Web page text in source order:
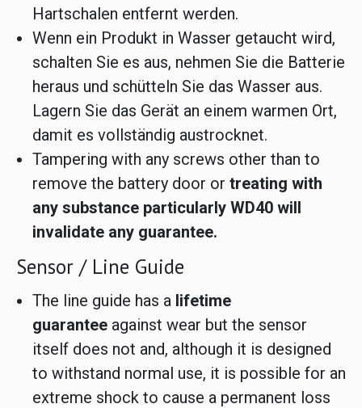
Hartschalen entfernt werden.
Wenn ein Produkt in Wasser getaucht wird,
schalten Sie es aus, nehmen Sie die Batterie
heraus und schütteln Sie das Wasser aus.
Lagern Sie das Gerät an einem warmen Ort,
damit es vollständig austrocknet.
Tampering with any screws other than to
remove the battery door or treating with
any substance particularly WD40 will
invalidate any guarantee.
Sensor / Line Guide
The line guide has a lifetime
guarantee against wear but the sensor
itself does not and, although it is designed
to withstand normal use, it is possible for an
extreme shock to cause a permanent loss